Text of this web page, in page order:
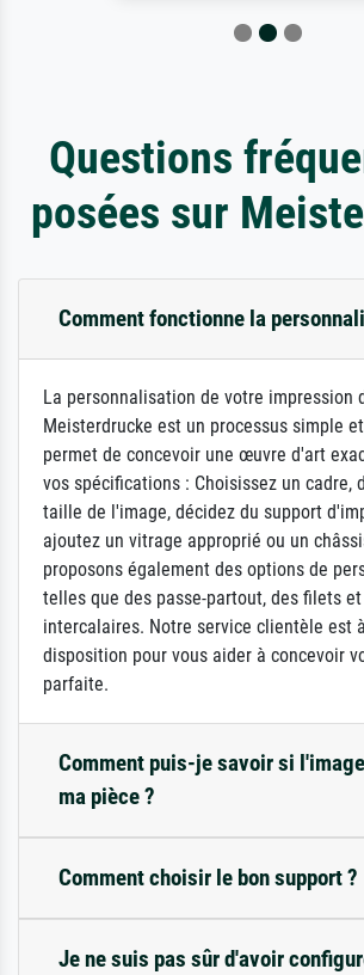
Questions
posées sur
Comment fonctionne la
La personnalisation de votre impression
Meisterdrucke est un processus simple
permet de concevoir une œuvre d'art
vos spécifications : Choisissez un cadre,
taille de l'image, décidez du support
ajoutez un vitrage approprié ou un
proposons également des options de
telles que des passe-partout, des filets
intercalaires. Notre service clientèle est
disposition pour vous aider à concevoir
parfaite.
Comment puis-je savoir si
ma pièce ?
Comment choisir le bon support ?
Je ne suis pas sûr d'avoir